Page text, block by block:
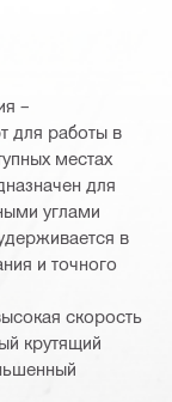
–
для работы в
местах
для
углами
в
и точного
скорость
крутящий